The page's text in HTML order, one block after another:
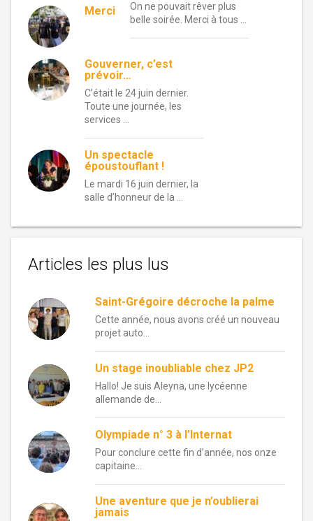
Merci
On ne pouvait rêver plus
belle soirée. Merci à tous …
Gouverner, c’est
prévoir…
C’était le 24 juin dernier.
Toute une journée, les
services …
Un spectacle
époustouflant !
Le mardi 16 juin dernier, la
salle d’honneur de la …
Articles les plus lus
Saint-Grégoire décroche la palme
Cette année, nous avons créé un nouveau
projet auto...
Un stage inoubliable chez JP2
Hallo! Je suis Aleyna, une lycéenne
allemande de...
Olympiade n° 3 à l’Internat
Pour conclure cette fin d’année, nos onze
capitaine...
Une aventure que je n’oublierai
jamais